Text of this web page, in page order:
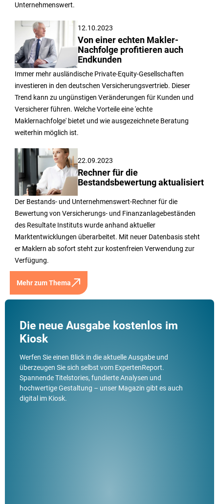
Unternehmenswert.
12.10.2023
Von einer echten Makler-
Nachfolge profitieren auch
Endkunden
Immer mehr ausländische Private-Equity-Gesellschaften
investieren in den deutschen Versicherungsvertrieb. Dieser
Trend kann zu ungünstigen Veränderungen für Kunden und
Versicherer führen. Welche Vorteile eine 'echte
Maklernachfolge' bietet und wie ausgezeichnete Beratung
weiterhin möglich ist.
22.09.2023
Rechner für die
Bestandsbewertung aktualisiert
Der Bestands- und Unternehmenswert-Rechner für die
Bewertung von Versicherungs- und Finanzanlagebeständen
des Resultate Instituts wurde anhand aktueller
Marktentwicklungen überarbeitet. Mit neuer Datenbasis steht
er Maklern ab sofort steht zur kostenfreien Verwendung zur
Verfügung.
Mehr zum Thema
Die neue Ausgabe kostenlos im
Kiosk
Werfen Sie einen Blick in die aktuelle Ausgabe und
überzeugen Sie sich selbst vom ExpertenReport.
Spannende Titelstories, fundierte Analysen und
hochwertige Gestaltung – unser Magazin gibt es auch
digital im Kiosk.